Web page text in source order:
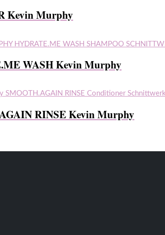
Kevin Murphy
WASH Kevin Murphy
RINSE Kevin Murphy